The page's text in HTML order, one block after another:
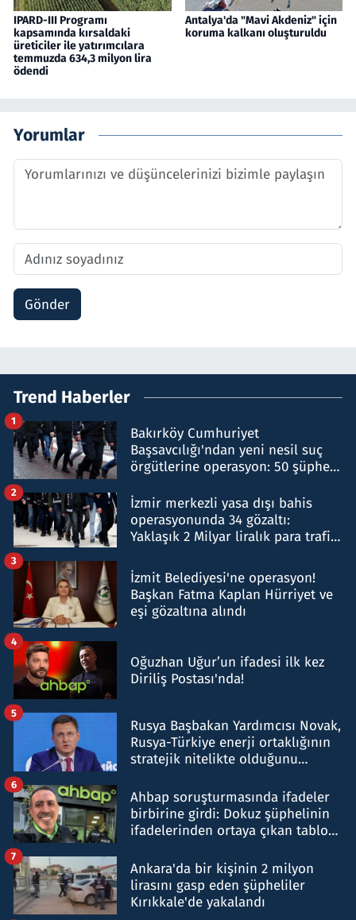
IPARD-III Programı
kapsamında kırsaldaki
üreticiler ile yatırımcılara
temmuzda 634,3 milyon lira
ödendi
Antalya'da "Mavi Akdeniz" için
koruma kalkanı oluşturuldu
Yorumlar
Gönder
Trend Haberler
Bakırköy Cumhuriyet
Başsavcılığı'ndan yeni nesil suç
örgütlerine operasyon: 50 şüpheli
1
İzmir merkezli yasa dışı bahis
operasyonunda 34 gözaltı:
Yaklaşık 2 Milyar liralık para trafiği
2
İzmit Belediyesi'ne operasyon!
Başkan Fatma Kaplan Hürriyet ve
eşi gözaltına alındı
3
Oğuzhan Uğur’un ifadesi ilk kez
Diriliş Postası'nda!
4
Rusya Başbakan Yardımcısı Novak,
Rusya-Türkiye enerji ortaklığının
stratejik nitelikte olduğunu
5
Ahbap soruşturmasında ifadeler
birbirine girdi: Dokuz şüphelinin
ifadelerinden ortaya çıkan tablo
6
Ankara'da bir kişinin 2 milyon
lirasını gasp eden şüpheliler
Kırıkkale'de yakalandı
7